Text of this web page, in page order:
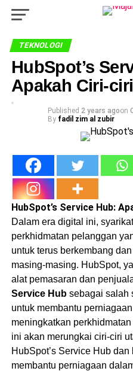
TEKNOLOGI
HubSpot’s
Apakah Ciri-
Published 2 years agoon
By fadil zim al zubir
HubSpot’s Service Hub:
Dalam era digital ini,
perkhidmatan pelanggan
untuk terus berkembang
masing-masing. HubSpot,
alat pemasaran dan
Service Hubsebagai salah
untuk membantu
meningkatkan
ini akan merungkai ciri-ciri
HubSpot’s Service Hub
membantu perniagaan